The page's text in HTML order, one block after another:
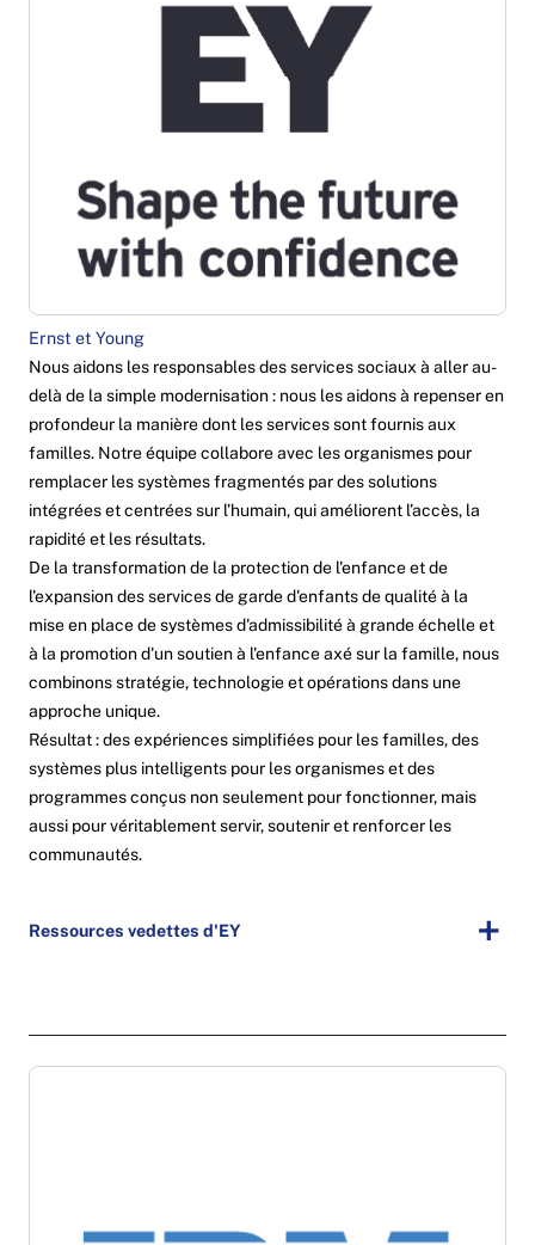
Ernst et Young
Nous aidons les responsables des services sociaux à aller au-
delà de la simple modernisation : nous les aidons à repenser en
profondeur la manière dont les services sont fournis aux
familles. Notre équipe collabore avec les organismes pour
remplacer les systèmes fragmentés par des solutions
intégrées et centrées sur l’humain, qui améliorent l’accès, la
rapidité et les résultats.
De la transformation de la protection de l'enfance et de
l'expansion des services de garde d'enfants de qualité à la
mise en place de systèmes d'admissibilité à grande échelle et
à la promotion d'un soutien à l'enfance axé sur la famille, nous
combinons stratégie, technologie et opérations dans une
approche unique.
Résultat : des expériences simplifiées pour les familles, des
systèmes plus intelligents pour les organismes et des
programmes conçus non seulement pour fonctionner, mais
aussi pour véritablement servir, soutenir et renforcer les
communautés.
Ressources vedettes d'EY